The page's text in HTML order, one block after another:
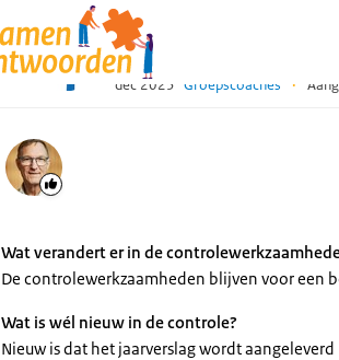
Proefjaar Start
Informatie omtrent
dec 2025 Groepscoaches ·
Wat verandert er in de
De controlewerkzaamheden blijven voor een
Wat is wél nieuw in de controle?
Nieuw is dat het jaarverslag wordt